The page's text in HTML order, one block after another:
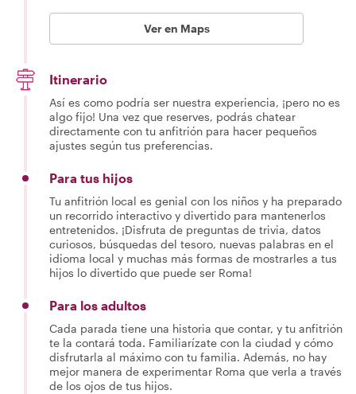
Ver en Maps
Itinerario
Así es como podría ser nuestra experiencia, ¡pero no es
algo fijo! Una vez que reserves, podrás chatear
directamente con tu anfitrión para hacer pequeños
ajustes según tus preferencias.
Para tus hijos
Tu anfitrión local es genial con los niños y ha preparado
un recorrido interactivo y divertido para mantenerlos
entretenidos. ¡Disfruta de preguntas de trivia, datos
curiosos, búsquedas del tesoro, nuevas palabras en el
idioma local y muchas más formas de mostrarles a tus
hijos lo divertido que puede ser Roma!
Para los adultos
Cada parada tiene una historia que contar, y tu anfitrión
te la contará toda. Familiarízate con la ciudad y cómo
disfrutarla al máximo con tu familia. Además, no hay
mejor manera de experimentar Roma que verla a través
de los ojos de tus hijos.